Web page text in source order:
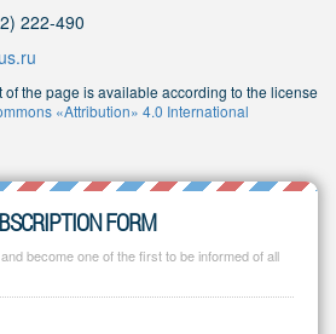
222-490
of the page is available according to the license
«Attribution» 4.0 International
FORM
become one of the first to be informed of all